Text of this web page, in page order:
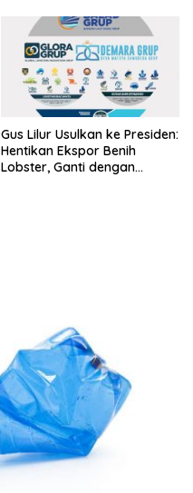
Gus Lilur Usulkan ke Presiden:
Hentikan Ekspor Benih
Lobster, Ganti dengan